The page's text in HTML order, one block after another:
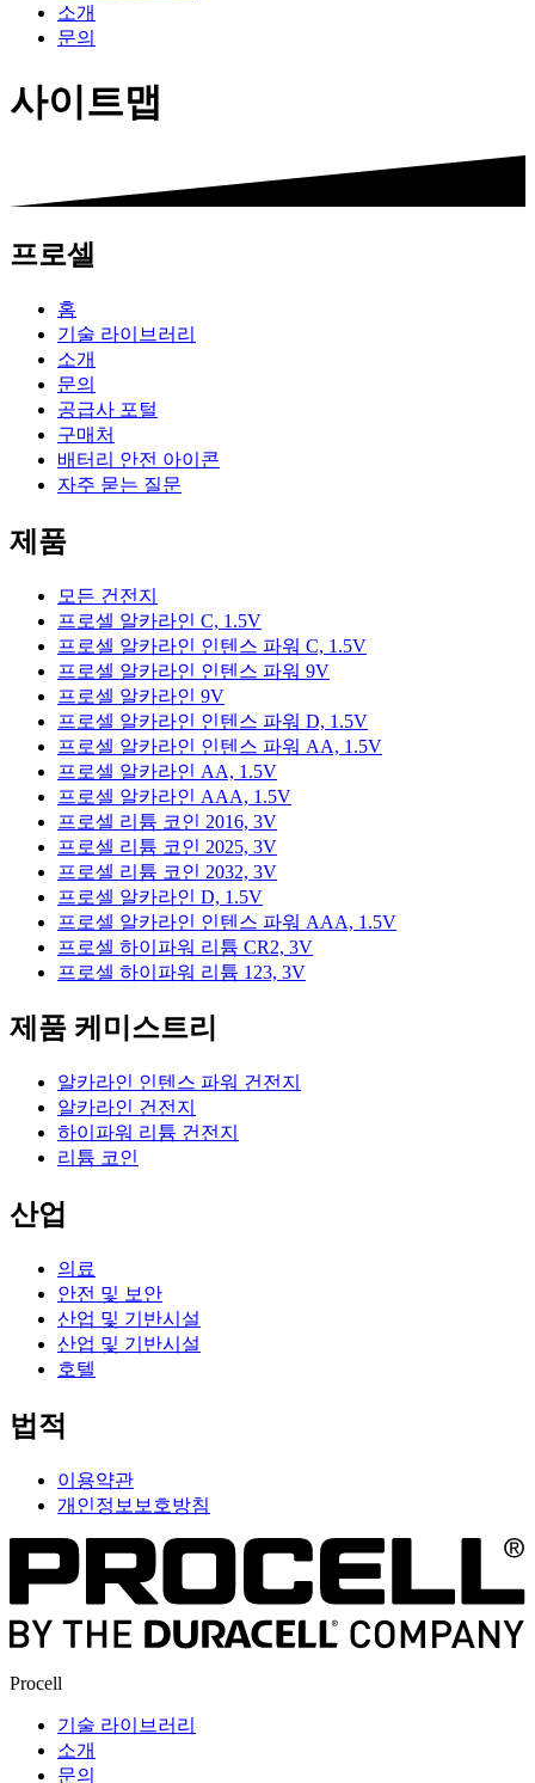
소개
문의
사이트맵
프로셀
홈
기술 라이브러리
소개
문의
공급사 포털
구매처
배터리 안전 아이콘
자주 묻는 질문
제품
모든 건전지
프로셀 알카라인 C, 1.5V
프로셀 알카라인 인텐스 파워 C, 1.5V
프로셀 알카라인 인텐스 파워 9V
프로셀 알카라인 9V
프로셀 알카라인 인텐스 파워 D, 1.5V
프로셀 알카라인 인텐스 파워 AA, 1.5V
프로셀 알카라인 AA, 1.5V
프로셀 알카라인 AAA, 1.5V
프로셀 리튬 코인 2016, 3V
프로셀 리튬 코인 2025, 3V
프로셀 리튬 코인 2032, 3V
프로셀 알카라인 D, 1.5V
프로셀 알카라인 인텐스 파워 AAA, 1.5V
프로셀 하이파워 리튬 CR2, 3V
프로셀 하이파워 리튬 123, 3V
제품 케미스트리
알카라인 인텐스 파워 건전지
알카라인 건전지
하이파워 리튬 건전지
리튬 코인
산업
의료
안전 및 보안
산업 및 기반시설
산업 및 기반시설
호텔
법적
이용약관
개인정보보호방침
Procell
기술 라이브러리
소개
문의